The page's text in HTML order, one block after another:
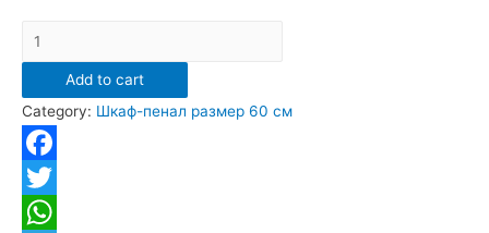
Шкаф-
пенал
"Виктория
60"
напольный/
подвесной
quantity
Add to cart
Category: Шкаф-пенал размер 60 см
Facebook
Twitter